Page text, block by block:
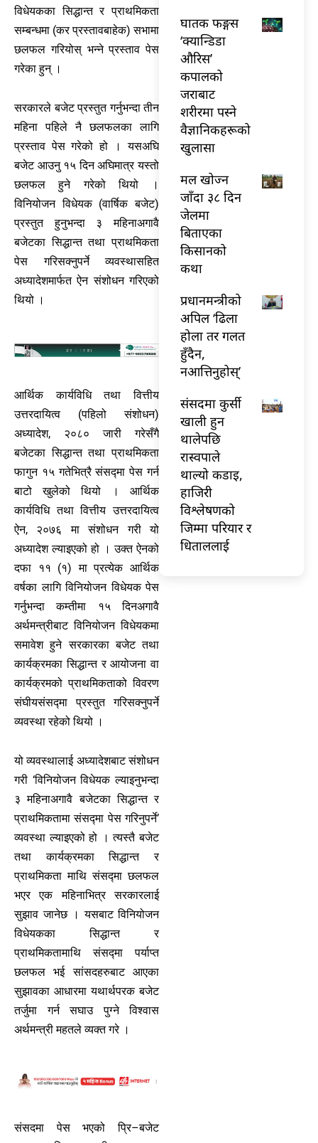
विधेयकका सिद्धान्त र प्राथमिकता
सम्बन्धमा (कर प्रस्तावबाहेक) सभामा
छलफल गरियोस् भन्ने प्रस्ताव पेस
गरेका हुन् ।
सरकारले बजेट प्रस्तुत गर्नुभन्दा तीन
महिना पहिले नै छलफलका लागि
प्रस्ताव पेस गरेको हो । यसअघि
बजेट आउनु १५ दिन अघिमात्र यस्तो
छलफल हुने गरेको थियो ।
विनियोजन विधेयक (वार्षिक बजेट)
प्रस्तुत हुनुभन्दा ३ महिनाअगावै
बजेटका सिद्धान्त तथा प्राथमिकता
पेस गरिसक्नुपर्ने व्यवस्थासहित
अध्यादेशमार्फत ऐन संशोधन गरिएको
थियो ।
आर्थिक कार्यविधि तथा वित्तीय
उत्तरदायित्व (पहिलो संशोधन)
अध्यादेश, २०८० जारी गरेसँगै
बजेटका सिद्धान्त तथा प्राथमिकता
फागुन १५ गतेभित्रै संसद्मा पेस गर्न
बाटो खुलेको थियो । आर्थिक
कार्यविधि तथा वित्तीय उत्तरदायित्व
ऐन, २०७६ मा संशोधन गरी यो
अध्यादेश ल्याइएको हो । उक्त ऐनको
दफा ११ (१) मा प्रत्येक आर्थिक
वर्षका लागि विनियोजन विधेयक पेस
गर्नुभन्दा कम्तीमा १५ दिनअगावै
अर्थमन्त्रीबाट विनियोजन विधेयकमा
समावेश हुने सरकारका बजेट तथा
कार्यक्रमका सिद्धान्त र आयोजना वा
कार्यक्रमको प्राथमिकताको विवरण
संघीयसंसद्मा प्रस्तुत गरिसक्नुपर्ने
व्यवस्था रहेको थियो ।
यो व्यवस्थालाई अध्यादेशबाट संशोधन
गरी ‘विनियोजन विधेयक ल्याइनुभन्दा
३ महिनाअगावै बजेटका सिद्धान्त र
प्राथमिकतामा संसद्मा पेस गरिनुपर्ने’
व्यवस्था ल्याइएको हो । त्यस्तै बजेट
तथा कार्यक्रमका सिद्धान्त र
प्राथमिकता माथि संसद्मा छलफल
भएर एक महिनाभित्र सरकारलाई
सुझाव जानेछ । यसबाट विनियोजन
विधेयकका सिद्धान्त र
प्राथमिकतामाथि संसद्मा पर्याप्त
छलफल भई सांसदहरुबाट आएका
सुझावका आधारमा यथार्थपरक बजेट
तर्जुमा गर्न सघाउ पुग्ने विश्वास
अर्थमन्त्री महतले व्यक्त गरे ।
संसदमा पेस भएको प्रि–बजेट
घातक फङ्गस
‘क्यान्डिडा
औरिस’
कपालको
जराबाट
शरीरमा पस्ने
वैज्ञानिकहरूको
खुलासा
मल खोज्न
जाँदा ३८ दिन
जेलमा
बिताएका
किसानको
कथा
प्रधानमन्त्रीको
अपिल ‘ढिला
होला तर गलत
हुँदैन,
नआत्तिनुहोस्’
संसदमा कुर्सी
खाली हुन
थालेपछि
रास्वपाले
थाल्यो कडाइ,
हाजिरी
विश्लेषणको
जिम्मा परियार र
धिताललाई